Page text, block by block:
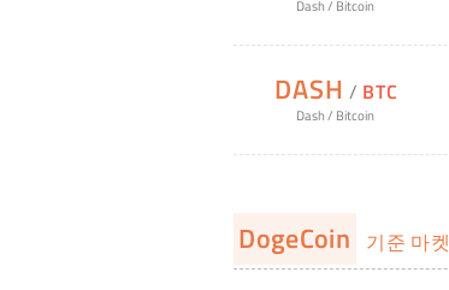
Dash/ Bitcoin
DASH / BTC
Dash/ Bitcoin
DogeCoin 기준 마켓